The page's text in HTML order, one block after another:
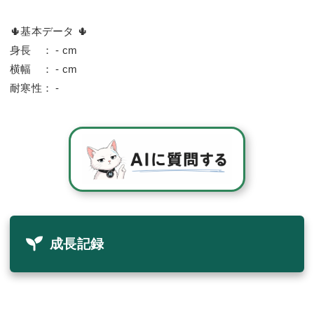
🌵基本データ 🌵
身長 ： - cm
横幅 ： - cm
耐寒性： -
成長記録